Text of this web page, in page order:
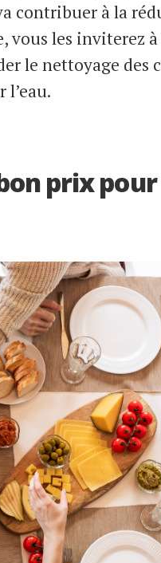
contribuer à la
vous les inviterez
le nettoyage des
l’eau.
prix